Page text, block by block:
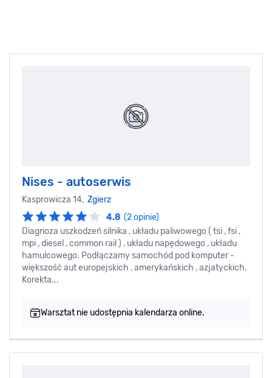
Nises - autoserwis
Kasprowicza 14, Zgierz
4.8 (2 opinie)
Diagnoza uszkodzeń silnika , układu paliwowego ( tsi , fsi ,
mpi , diesel , common rail ) , układu napędowego , układu
hamulcowego. Podłączamy samochód pod komputer -
większość aut europejskich , amerykańskich , azjatyckich.
Korekta...
Warsztat nie udostępnia kalendarza online.